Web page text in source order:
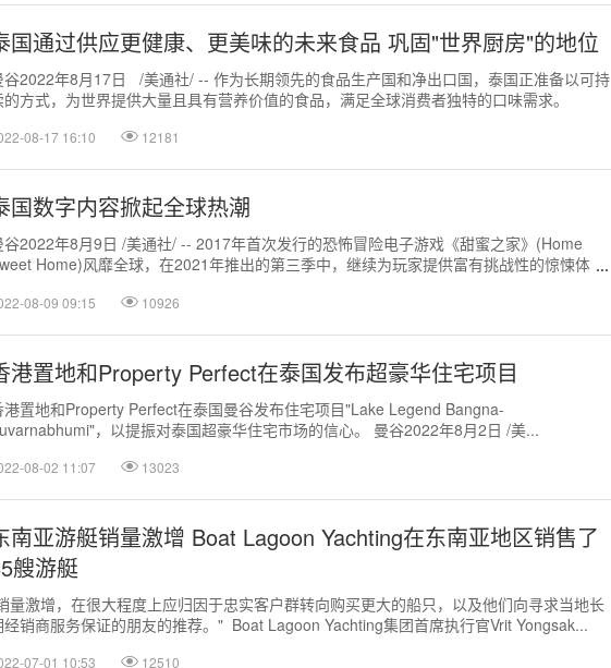
国通过供应更健康、更美味的未来食品 巩固"世界厨房"的地位
谷2022年8月17日 /美通社/ -- 作为长期领先的食品生产国和净出口国，泰国正准备以可持
的方式，为世界提供大量且具有营养价值的食品，满足全球消费者独特的口味需求。
08-17 16:10 12181
国数字内容掀起全球热潮
谷2022年8月9日 /美通社/ -- 2017年首次发行的恐怖冒险电子游戏《甜蜜之家》(Home
Home)风靡全球，在2021年推出的第三季中，继续为玩家提供富有挑战性的惊悚体
08-09 09:15 10926
港置地和Property Perfect在泰国发布超豪华住宅项目
港置地和Property Perfect在泰国曼谷发布住宅项目"Lake Legend Bangna-
，以提振对泰国超豪华住宅市场的信心。 曼谷2022年8月2日 /美...
08-02 11:07 13023
南亚游艇销量激增 Boat Lagoon Yachting在东南亚地区销售了
艘游艇
量激增，在很大程度上应归因于忠实客户群转向购买更大的船只，以及他们向寻求当地长
经销商服务保证的朋友的推荐。" Boat Lagoon Yachting集团首席执行官Vrit Yongsak...
07-01 10:53 12510